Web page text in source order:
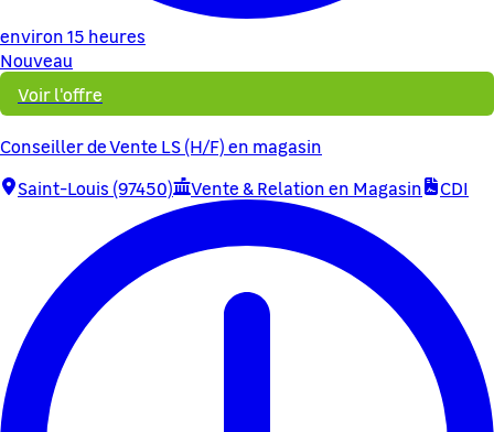
environ 15 heures
Nouveau
Voir l'offre
Conseiller de Vente LS (H/F) en magasin
Saint-Louis (97450)
Vente & Relation en Magasin CDI